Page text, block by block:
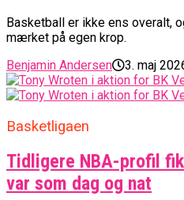
Basketball er ikke ens overalt,
mærket på egen krop.
Benjamin Andersen
3. maj
Basketligaen
Tidligere NBA-profil
var som dag og nat